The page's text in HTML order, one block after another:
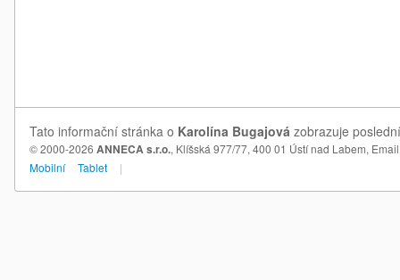
Tato informační stránka o Karolína Bugajová zobrazuje
© 2000-2026 ANNECA s.r.o., Klíšská 977/77, 400 01 Ústí nad Labem,
Mobilní
Tablet |